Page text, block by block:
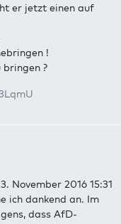
er jetzt einen auf
!
?
November 2016 15:31
ich dankend an. Im
dass AfD-